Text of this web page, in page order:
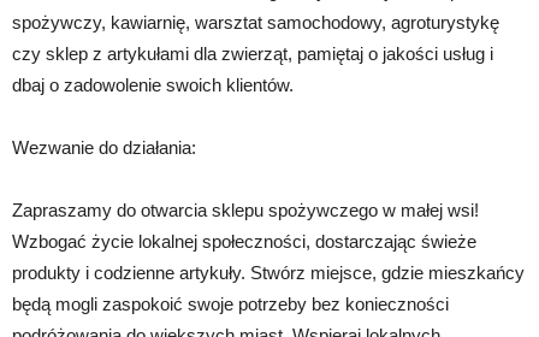
spożywczy, kawiarnię, warsztat samochodowy, agroturystykę
czy sklep z artykułami dla zwierząt, pamiętaj o jakości usług i
dbaj o zadowolenie swoich klientów.
Wezwanie do działania:
Zapraszamy do otwarcia sklepu spożywczego w małej wsi!
Wzbogać życie lokalnej społeczności, dostarczając świeże
produkty i codzienne artykuły. Stwórz miejsce, gdzie mieszkańcy
będą mogli zaspokoić swoje potrzeby bez konieczności